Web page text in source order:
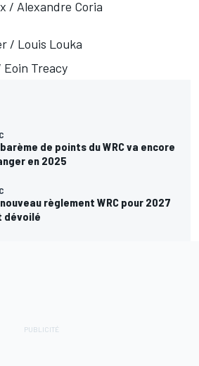
/ Alexandre Coria
/ Louis Louka
Treacy
de points du WRC va encore
en 2025
règlement WRC pour 2027
dévoilé